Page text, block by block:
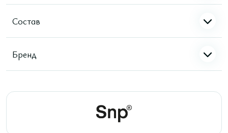
Состав
Бренд